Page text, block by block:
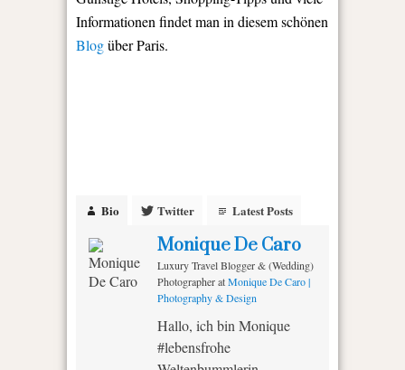
Informationen findet man in diesem schönen
Blogüber Paris.
Bio Twitter Latest Posts
Monique De Caro
Luxury Travel Blogger & (Wedding)
PhotographeratMonique De Caro |
Photography & Design
Hallo, ich bin Monique
#lebensfrohe